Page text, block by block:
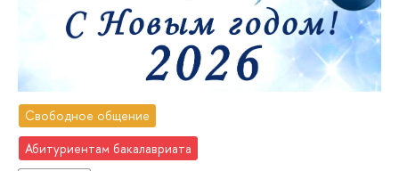
Свободное общение
Абитуриентам бакалавриата